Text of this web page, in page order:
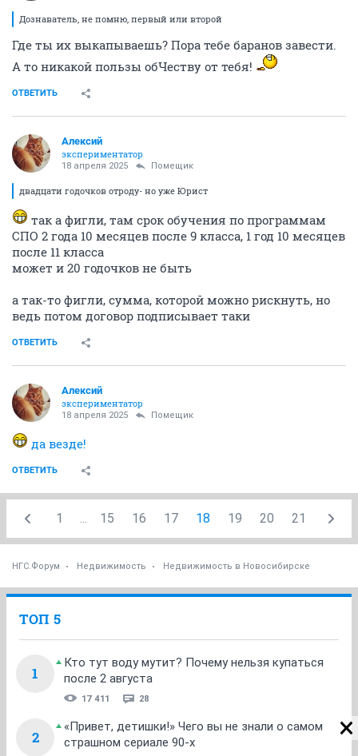
Дознаватель, не помню, первый или второй
Где ты их выкапываешь? Пора тебе баранов завести.
А то никакой пользы обЧеству от тебя!
ОТВЕТИТЬ
Алексий
экспериментатор
18 апреля 2025 Помещик
двадцати годочков отроду- но уже Юрист
так а фигли, там срок обучения по программам
СПО 2 года 10 месяцев после 9 класса, 1 год 10 месяцев
после 11 класса
может и 20 годочков не быть
а так-то фигли, сумма, которой можно рискнуть, но
ведь потом договор подписывает таки
ОТВЕТИТЬ
Алексий
экспериментатор
18 апреля 2025 Помещик
да везде!
ОТВЕТИТЬ
1 15 16 17 18 19 20 21
НГС.Форум Недвижимость Недвижимость в Новосибирске
ТОП 5
1
Кто тут воду мутит? Почему нельзя купаться
после 2 августа
17 411 28
2
«Привет, детишки!» Чего вы не знали о самом
страшном сериале 90-х